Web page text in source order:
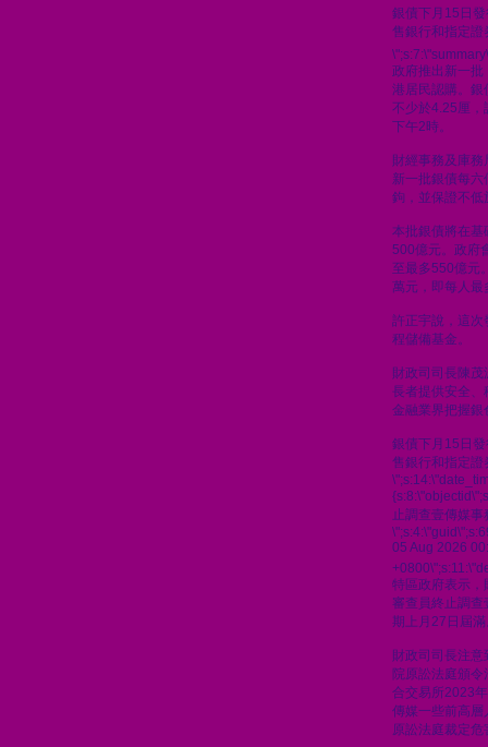
銀債下月15日
售銀行和指定證
政府推出新一批
港居民認購。銀
不少於4.25厘，
下午2時。
財經事務及庫
新一批銀債每
鉤，並保證不低
本批銀債將在基
500億元。政府
至最多550億元
萬元，即每人
許正宇說，這次
程儲備基金。
財政司司長陳
長者提供安全、
金融業界把握銀
銀債下月15日
售銀行和指定證
止調查壹傳媒事
05 Aug 2026
特區政府表示，
審查員終止調查
期上月27日屆
財政司司長注
院原訟法庭頒
合交易所2023
傳媒一些前高
原訟法庭裁定